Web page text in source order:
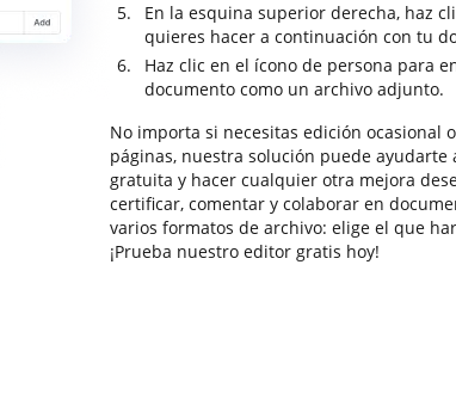
En la esquina superior derecha, haz
quieres hacer a continuación con tu
Haz clic en el ícono de persona para
documento como un archivo adjunto.
No importa si necesitas edición ocasional
páginas, nuestra solución puede
gratuita y hacer cualquier otra mejora
certificar, comentar y colaborar en
varios formatos de archivo: elige el que
¡Prueba nuestro editor gratis hoy!